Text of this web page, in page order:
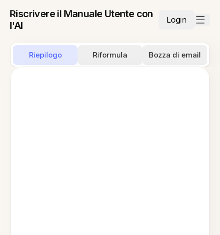
Riscrivere il Manuale Utente con
l'AI
Login
Riepilogo Riformula Bozza di email